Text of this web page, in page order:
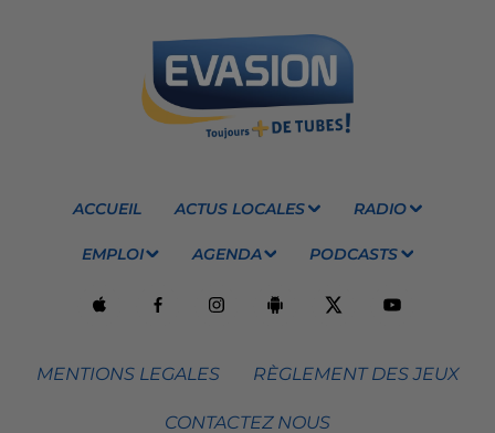
ACCUEIL ACTUS LOCALES RADIO
EMPLOI AGENDA PODCASTS
MENTIONS LEGALES RÈGLEMENT DES JEUX
CONTACTEZ NOUS